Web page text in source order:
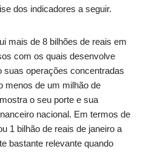
dos indicadores a seguir.
mais de 8 bilhões de reais em
com os quais desenvolve
operações concentradas
menos de um milhão de
o seu porte e sua
nacional. Em termos de
1 bilhão de reais de janeiro a
bastante relevante quando